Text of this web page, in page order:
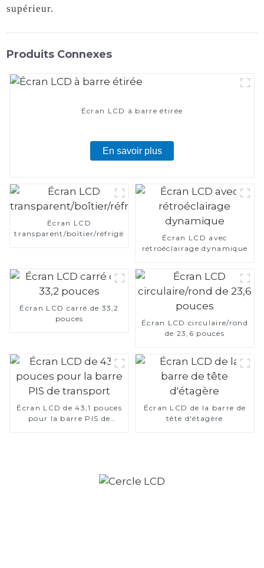
supérieur.
Produits Connexes
Écran LCD à barre étirée
En savoir plus
Écran LCD
transparent/boîtier/réfrigérateur
Écran LCD avec
rétroéclairage dynamique
Écran LCD carré de 33,2
pouces
Écran LCD circulaire/rond
de 23,6 pouces
Écran LCD de 43,1 pouces
pour la barre PIS de
Écran LCD de la barre de
tête d'étagère